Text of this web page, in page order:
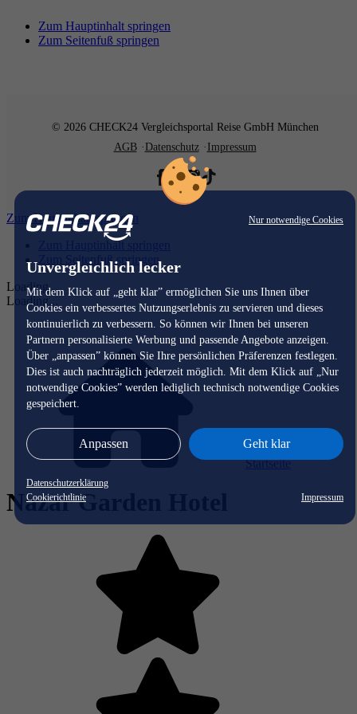
Nur notwendige Cookies
Unvergleichlich lecker
Mit dem Klick auf „geht klar” ermöglichen Sie uns Ihnen über
Cookies ein verbessertes Nutzungserlebnis zu servieren und dieses
kontinuierlich zu verbessern. So können wir Ihnen bei unseren
Partnern personalisierte Werbung und passende Angebote anzeigen.
Über „anpassen” können Sie Ihre persönlichen Präferenzen festlegen.
Dies ist auch nachträglich jederzeit möglich. Mit dem Klick auf „Nur
notwendige Cookies” werden lediglich technisch notwendige Cookies
gespeichert.
Anpassen Geht klar
Datenschutzerklärung
Cookierichtlinie
Impressum
Zum Hauptinhalt springen
Zum Seitenfuß springen
© 2026 CHECK24 Vergleichsportal Reise GmbH München
AGB
Datenschutz Impressum
Zum Hauptinhalt springen
Zum Hauptinhalt springen
Zum Seitenfuß springen
Loading...
Loading...
Startseite
Nazar Garden Hotel